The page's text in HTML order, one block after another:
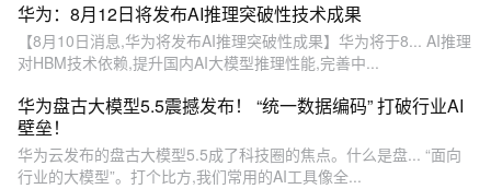
华为：8月12日将发布AI推理突破性技术成果
【8月10日消息,华为将发布AI推理突破性成果】华为将于8... AI推理
对HBM技术依赖,提升国内AI大模型推理性能,完善中...
华为盘古大模型5.5震撼发布！ “统一数据编码” 打破行业AI
壁垒！
华为云发布的盘古大模型5.5成了科技圈的焦点。什么是盘... “面向
行业的大模型”。打个比方,我们常用的AI工具像全...